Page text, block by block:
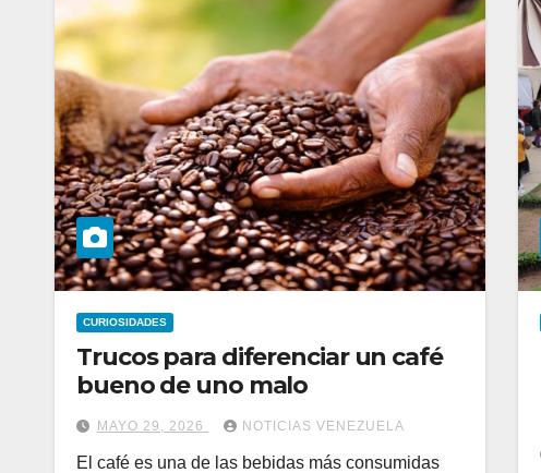
CURIOSIDADES
Trucos para diferenciar un café
bueno de uno malo
MAYO 29, 2026 NOTICIAS VENEZUELA
El café es una de las bebidas más consumidas